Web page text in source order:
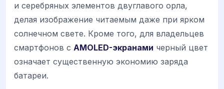
и серебряных элементов двуглавого орла,
делая изображение читаемым даже при ярком
солнечном свете. Кроме того, для владельцев
смартфонов с AMOLED-экранами черный цвет
означает существенную экономию заряда
батареи.